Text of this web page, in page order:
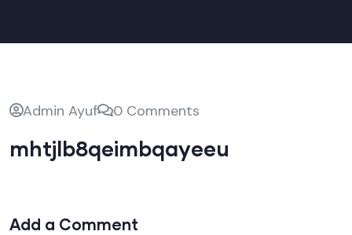
Admin Ayuf 0 Comments
mhtjlb8qeimbqayeeu
Add a Comment